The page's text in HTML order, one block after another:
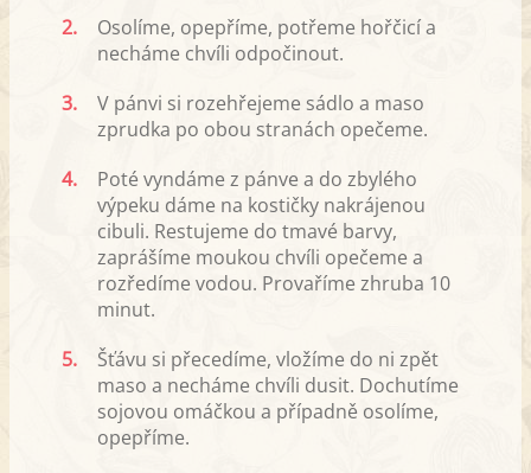
2.
Osolíme, opepříme, potřeme hořčicí a
necháme chvíli odpočinout.
3.
V pánvi si rozehřejeme sádlo a maso
zprudka po obou stranách opečeme.
4.
Poté vyndáme z pánve a do zbylého
výpeku dáme na kostičky nakrájenou
cibuli. Restujeme do tmavé barvy,
zaprášíme moukou chvíli opečeme a
rozředíme vodou. Provaříme zhruba 10
minut.
5.
Šťávu si přecedíme, vložíme do ni zpět
maso a necháme chvíli dusit. Dochutíme
sojovou omáčkou a případně osolíme,
opepříme.